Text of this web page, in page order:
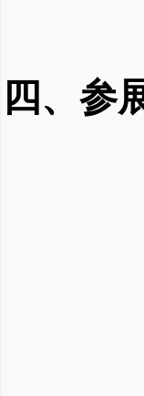
四、参